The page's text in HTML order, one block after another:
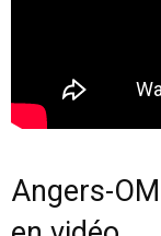
Angers-